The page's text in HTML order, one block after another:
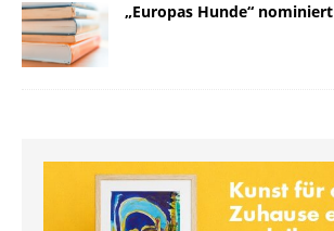
„Europas Hunde“ nominiert